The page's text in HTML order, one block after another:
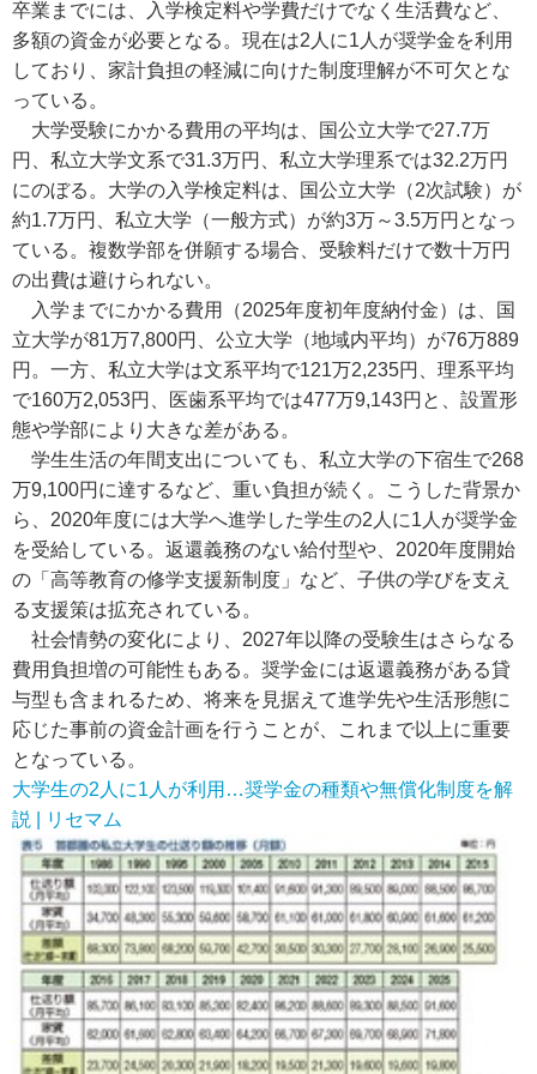
卒業までには、入学検定料や学費だけでなく生活費など、
多額の資金が必要となる。現在は2人に1人が奨学金を利用
しており、家計負担の軽減に向けた制度理解が不可欠とな
っている。
大学受験にかかる費用の平均は、国公立大学で27.7万
円、私立大学文系で31.3万円、私立大学理系では32.2万円
にのぼる。大学の入学検定料は、国公立大学（2次試験）が
約1.7万円、私立大学（一般方式）が約3万～3.5万円となっ
ている。複数学部を併願する場合、受験料だけで数十万円
の出費は避けられない。
入学までにかかる費用（2025年度初年度納付金）は、国
立大学が81万7,800円、公立大学（地域内平均）が76万889
円。一方、私立大学は文系平均で121万2,235円、理系平均
で160万2,053円、医歯系平均では477万9,143円と、設置形
態や学部により大きな差がある。
学生生活の年間支出についても、私立大学の下宿生で268
万9,100円に達するなど、重い負担が続く。こうした背景か
ら、2020年度には大学へ進学した学生の2人に1人が奨学金
を受給している。返還義務のない給付型や、2020年度開始
の「高等教育の修学支援新制度」など、子供の学びを支え
る支援策は拡充されている。
社会情勢の変化により、2027年以降の受験生はさらなる
費用負担増の可能性もある。奨学金には返還義務がある貸
与型も含まれるため、将来を見据えて進学先や生活形態に
応じた事前の資金計画を行うことが、これまで以上に重要
となっている。
大学生の2人に1人が利用…奨学金の種類や無償化制度を解
説 | リセマム